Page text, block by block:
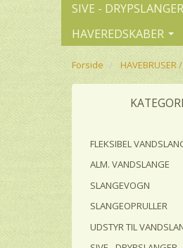
SIVE - DRYPSLANGER
HAVEREDSKABER
Forside HAVEBRUSER
FLEKSIBEL
ALM. VANDSLANGE
SLANGEVOGN
SLANGEOPRULLER
UDSTYR TIL